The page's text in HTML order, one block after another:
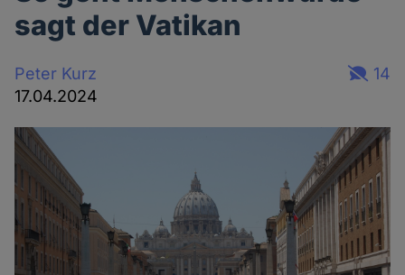
sagt der Vatikan
Peter Kurz
17.04.2024
14